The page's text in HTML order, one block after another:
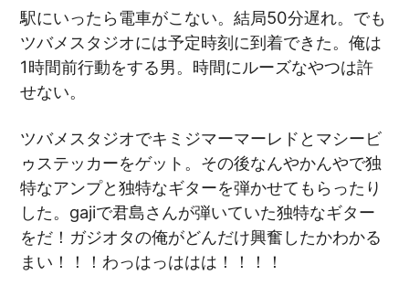
駅にいったら電車がこない。結局50分遅れ。でも
ツバメスタジオには予定時刻に到着できた。俺は
1時間前行動をする男。時間にルーズなやつは許
せない。
ツバメスタジオでキミジマーマーレドとマシービ
ゥステッカーをゲット。その後なんやかんやで独
特なアンプと独特なギターを弾かせてもらったり
した。gajiで君島さんが弾いていた独特なギター
をだ！ガジオタの俺がどんだけ興奮したかわかる
まい！！！わっはっははは！！！！